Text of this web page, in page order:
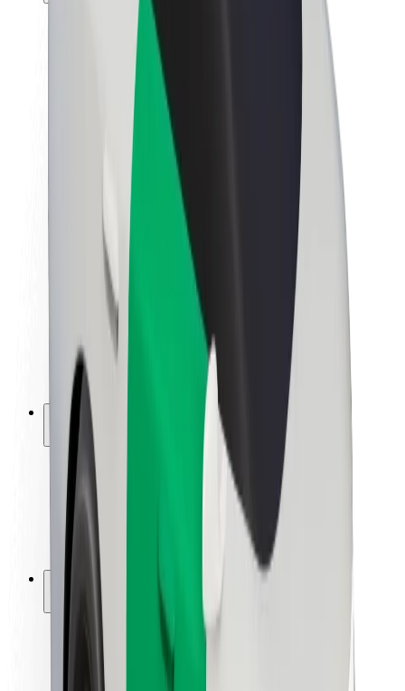
Apie „Bolt“
„Bolt“ tvarumo politika
Projektas „Zero“
Tinklaraštis
Naujienų centras
Prekių ženklo gairės
Misija
Investuotojams
Vadovybė
Prekės ženklas
Žiniasklaidai
„Urban Fund“
Saugumas
Keleivių saugumas
Vairuotojų saugumas
Paspirtukų saugumas
Saugumo laboratorija
Miestai
Vietovės
Sprendimai miestams